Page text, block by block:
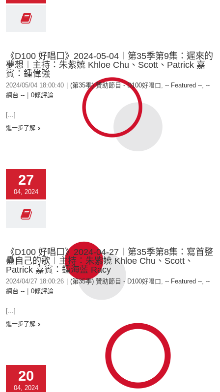
《D100 好唱口》2024-05-04︱第35季第9集：遲來的
夢想︱主持：朱紫嬈 Khloe Chu、Scott、Patrick 嘉
賓：鍾偉強
2024/05/04 18:00:40 (第35季) 贊助節目 - D100好唱口, -- Featured --, --
網台 --
0條評論
[...]
進一步了解
27
04, 2024
《D100 好唱口》2024-04-27︱第35季第8集：寫首整
蠱自己的歌︱主持：朱紫嬈 Khloe Chu、Scott、
Patrick 嘉賓：鍾海藍 Racy
2024/04/27 18:00:26 (第35季) 贊助節目 - D100好唱口, -- Featured --, --
網台 --
0條評論
[...]
進一步了解
20
04, 2024